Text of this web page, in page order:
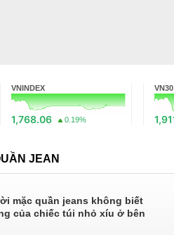
VNINDEX
1,768.06 0.19%
VN30
JEAN
mặc quần jeans không biết
của chiếc túi nhỏ xíu ở bên